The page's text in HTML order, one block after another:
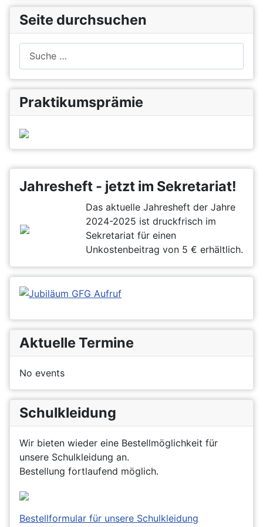
Jahresheft - jetzt im Sekretariat!
Das aktuelle Jahresheft der Jahre
2024-2025 ist druckfrisch im
Sekretariat für einen
Unkostenbeitrag von 5 € erhältlich.
Aktuelle Termine
No events
Schulkleidung
Wir bieten wieder eine Bestellmöglichkeit für
unsere Schulkleidung an.
Bestellung fortlaufend möglich.
Bestellformular für unsere Schulkleidung
Seite durchsuchen
Praktikumsprämie